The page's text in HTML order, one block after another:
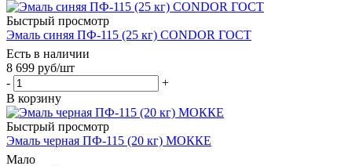
Быстрый просмотр
Эмаль синяя ПФ-115 (25 кг) CONDOR ГОСТ
Есть в наличии
8 699 руб/шт
-
+
В корзину
Быстрый просмотр
Эмаль черная ПФ-115 (20 кг) МОККЕ
Мало